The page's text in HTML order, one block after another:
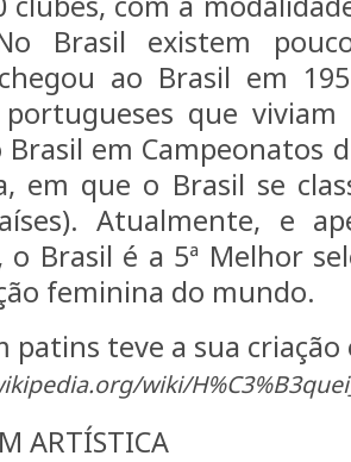
Brasil existem
ao Brasil em
que
Brasil em Campeonatos
em que o Brasil se
Atualmente, e
o Brasil é a 5ª Melhor
feminina do mundo.
patins teve a sua
wiki/
ARTÍSTICA